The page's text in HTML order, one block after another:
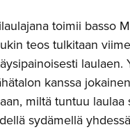
toimii basso
teos tulkitaan
laulaen.
kanssa
miltä tuntuu laulaa
sydämellä